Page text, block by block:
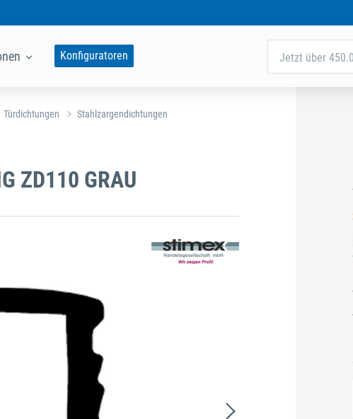
Konfiguratoren Jetzt über
Türdichtungen Stahlzargendichtungen
ZD110 GRAU